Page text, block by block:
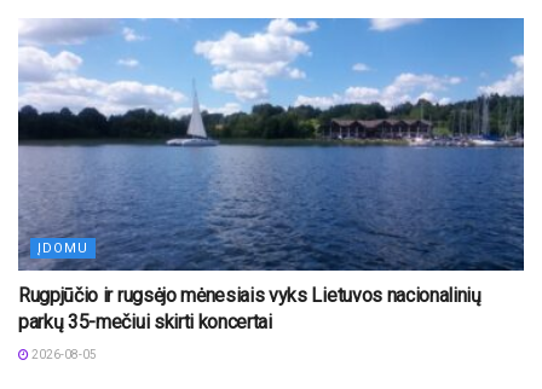
ĮDOMU
Rugpjūčio ir rugsėjo mėnesiais vyks Lietuvos nacionalinių
parkų 35-mečiui skirti koncertai
2026-08-05